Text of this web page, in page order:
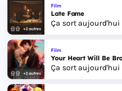
+2 autres
Film
Late Fame
Ça sort aujourd'hui
+2 autres
Film
Your Heart Will Be
Ça sort aujourd'hui